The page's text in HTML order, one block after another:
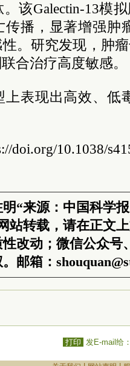
该Galectin-13模
传播，显著增强肿
。研究发现，肿
合治疗高度敏感。
上表现出高效、低
doi.org/10.1038/
“来源：中国科学
站转载，请在正文
改动；微信公众号
邮箱：
打印 发E-mail给